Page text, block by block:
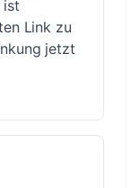
ist
Link zu
jetzt